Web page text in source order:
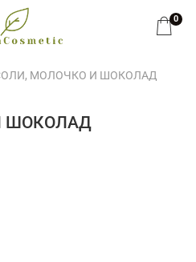
0
МОЛОЧКО И ШОКОЛАД
ШОКОЛАД